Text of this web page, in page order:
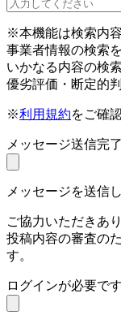
※本機能は検索内
事業者情報の検索
いかなる内容の検
優劣評価・断定的
※利用規約をご確
メッセージ送信完了
メッセージを送信
ご協力いただきあ
投稿内容の審査の
す。
ログインが必要です